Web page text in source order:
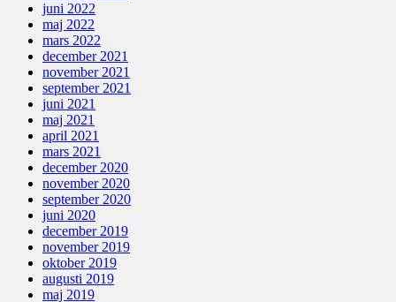
juni 2022
maj 2022
mars 2022
december 2021
november 2021
september 2021
juni 2021
maj 2021
april 2021
mars 2021
december 2020
november 2020
september 2020
juni 2020
december 2019
november 2019
oktober 2019
augusti 2019
maj 2019